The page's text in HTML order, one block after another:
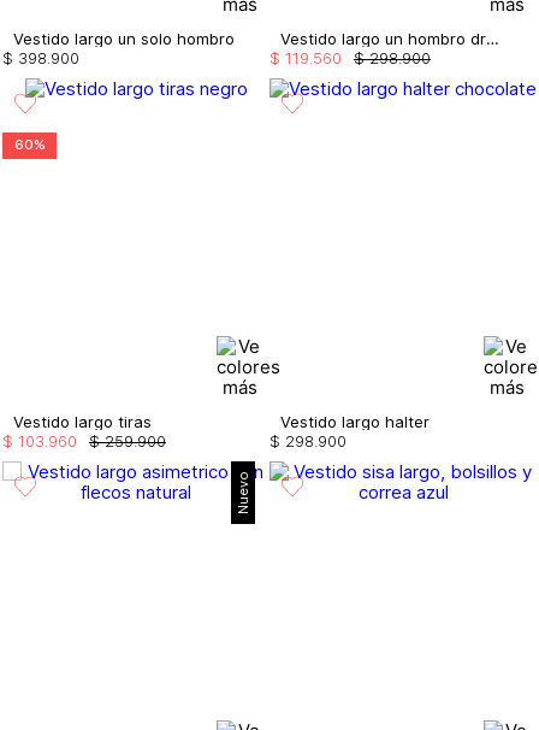
Vestido largo un solo hombro
$ 398 900
Vestido largo un hombro drapeado
$ 298.900
$ 119 560
60%
Vestido largo tiras
$ 259.900
$ 103.960
Vestido largo halter
$ 298.900
Nuevo